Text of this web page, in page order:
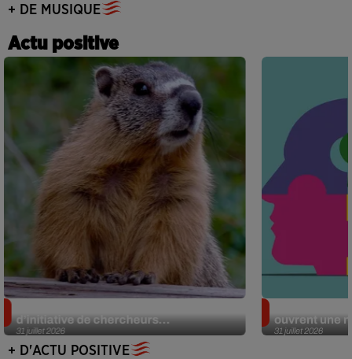
+ DE MUSIQUE
Actu positive
31 juillet 2026
d’initiative de chercheurs...
31 juillet 2026
ouvrent une
+ D'ACTU POSITIVE